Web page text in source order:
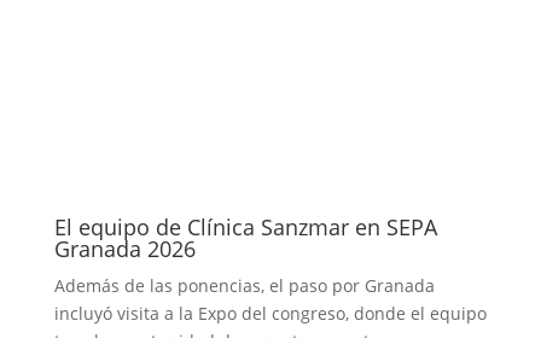
El equipo de Clínica Sanzmar en SEPA
Granada 2026
Además de las ponencias, el paso por Granada
incluyó visita a la Expo del congreso, donde el equipo